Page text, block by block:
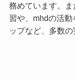
務めています。
習や、mhdの活
ップなど、多数の